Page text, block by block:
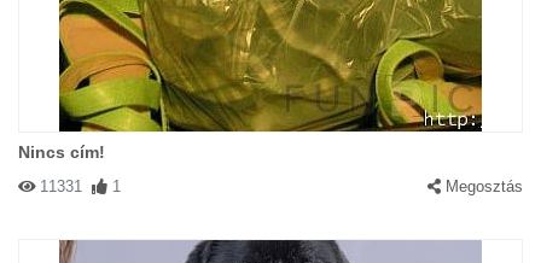
Nincs cím!
11331 1 Megosztás